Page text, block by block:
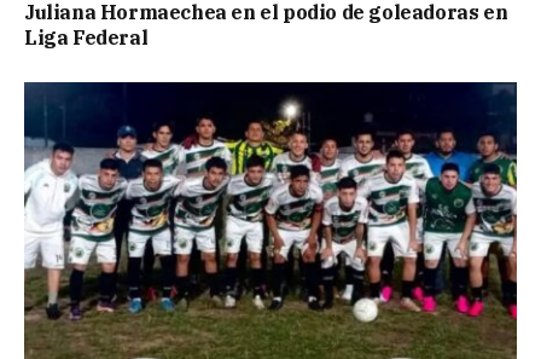
Juliana Hormaechea en el podio de goleadoras en
Liga Federal